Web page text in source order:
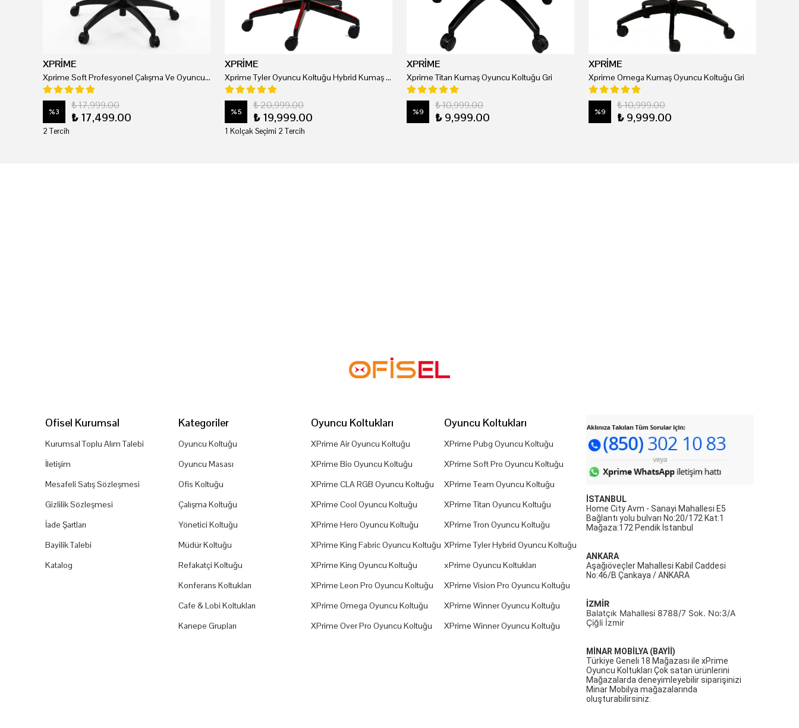
XPRİME
Xprime Soft Profesyonel Çalışma Ve Oyuncu Koltuğu
%3
₺ 17,999.00
₺ 17,499.00
2 Tercih
XPRİME
Xprime Tyler Oyuncu Koltuğu Hybrid Kumaş Kırmızı
%5
₺ 20,999.00
₺ 19,999.00
1 Kolçak Seçimi 2 Tercih
XPRİME
Xprime Titan Kumaş Oyuncu Koltuğu Gri
%9
₺ 10,999.00
₺ 9,999.00
XPRİME
Xprime Omega Kumaş Oyuncu Koltuğu Gri
%9
₺ 10,999.00
₺ 9,999.00
Ofisel Kurumsal
Kurumsal Toplu Alım Talebi
İletişim
Mesafeli Satış Sözleşmesi
Gizlilik Sözleşmesi
İade Şartları
Bayilik Talebi
Katalog
Kategoriler
Oyuncu Koltuğu
Oyuncu Masası
Ofis Koltuğu
Çalışma Koltuğu
Yönetici Koltuğu
Müdür Koltuğu
Refakatçi Koltuğu
Konferans Koltukları
Cafe & Lobi Koltukları
Kanepe Grupları
Oyuncu Koltukları
XPrime Air Oyuncu Koltuğu
XPrime Bio Oyuncu Koltuğu
XPrime CLA RGB Oyuncu Koltuğu
XPrime Cool Oyuncu Koltuğu
XPrime Hero Oyuncu Koltuğu
XPrime King Fabric Oyuncu Koltuğu
XPrime King Oyuncu Koltuğu
XPrime Leon Pro Oyuncu Koltuğu
XPrime Omega Oyuncu Koltuğu
XPrime Over Pro Oyuncu Koltuğu
Oyuncu Koltukları
XPrime Pubg Oyuncu Koltuğu
XPrime Soft Pro Oyuncu Koltuğu
XPrime Team Oyuncu Koltuğu
XPrime Titan Oyuncu Koltuğu
XPrime Tron Oyuncu Koltuğu
XPrime Tyler Hybrid Oyuncu Koltuğu
xPrime Oyuncu Koltukları
XPrime Vision Pro Oyuncu Koltuğu
XPrime Winner Oyuncu Koltuğu
XPrime Winner Oyuncu Koltuğu
İSTANBUL
Home City Avm - Sanayi Mahallesi E5
Bağlantı yolu bulvarı No:20/172 Kat:1
Mağaza:172 Pendik İstanbul
ANKARA
Aşağıöveçler Mahallesi Kabil Caddesi
No:46/B Çankaya / ANKARA
İZMİR
Balatçık Mahallesi 8788/7 Sok. No:3/A
Çiğli İzmir
MİNAR MOBİLYA (BAYİİ)
Türkiye Geneli 18 Mağazası ile xPrime
Oyuncu Koltukları Çok satan ürünlerini
Mağazalarda deneyimleyebilir siparişinizi
Minar Mobilya mağazalarında
oluşturabilirsiniz.